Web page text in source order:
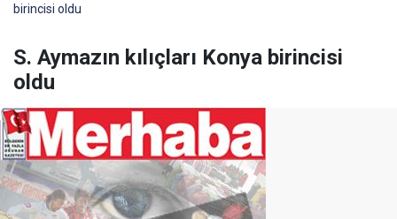
birincisi oldu
S. Aymazın kılıçları Konya birincisi
oldu